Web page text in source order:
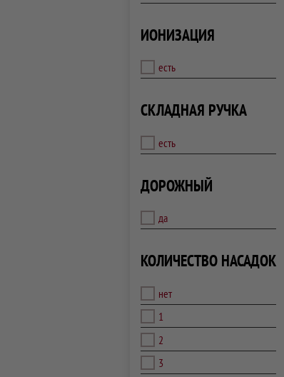
ИОНИЗАЦИЯ
есть
СКЛАДНАЯ РУЧКА
есть
ДОРОЖНЫЙ
да
КОЛИЧЕСТВО НАСАДОК
нет
1
2
3